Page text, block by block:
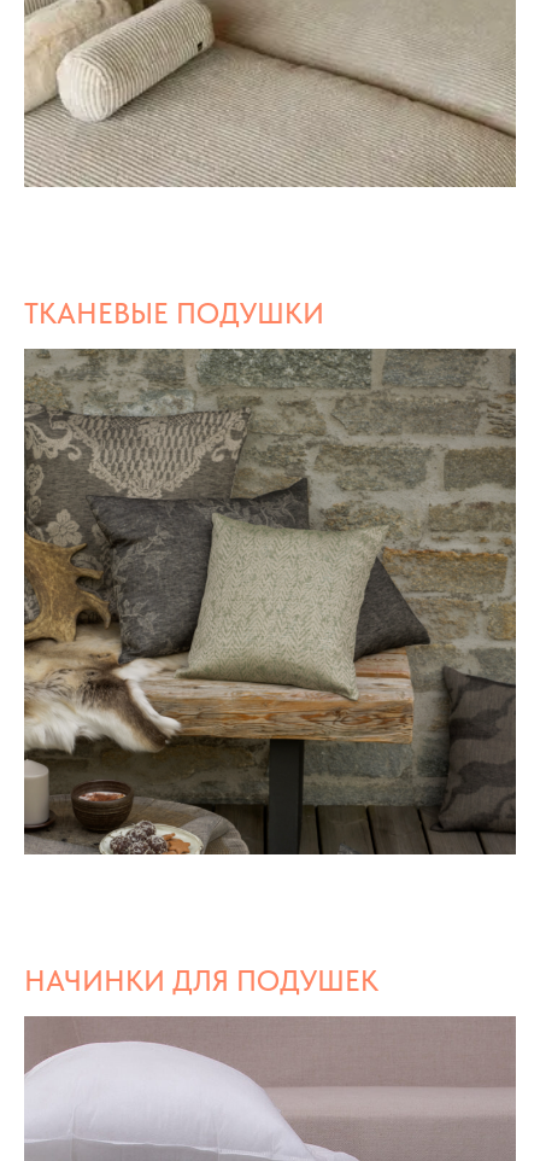
ТКАНЕВЫЕ ПОДУШКИ
НАЧИНКИ ДЛЯ ПОДУШЕК